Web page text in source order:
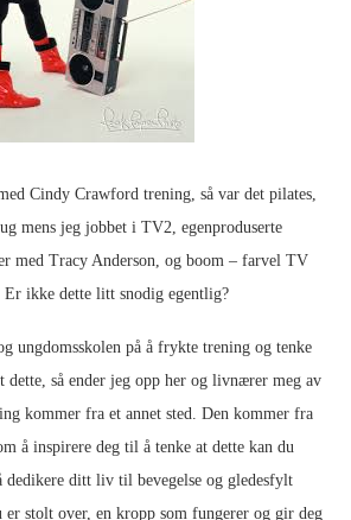
Cindy Crawford trening, så var det pilates,
mens jeg jobbet i TV2, egenproduserte
med Tracy Anderson, og boom – farvel TV
ikke dette litt snodig egentlig?
ungdomsskolen på å frykte trening og tenke
dette, så ender jeg opp her og livnærer meg av
kommer fra et annet sted. Den kommer fra
å inspirere deg til å tenke at dette kan du
dedikere ditt liv til bevegelse og gledesfylt
stolt over, en kropp som fungerer og gir deg